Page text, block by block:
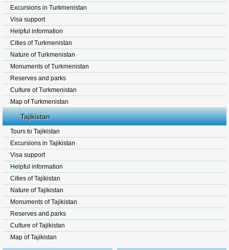
Excursions in Turkmenistan
Visa support
Helpful information
Cities of Turkmenistan
Nature of Turkmenistan
Monuments of Turkmenistan
Reserves and parks
Culture of Turkmenistan
Map of Turkmenistan
Tajikistan
Tours to Tajikistan
Excursions in Tajikistan
Visa support
Helpful information
Cities of Tajikistan
Nature of Tajikistan
Monuments of Tajikistan
Reserves and parks
Culture of Tajikistan
Map of Tajikistan